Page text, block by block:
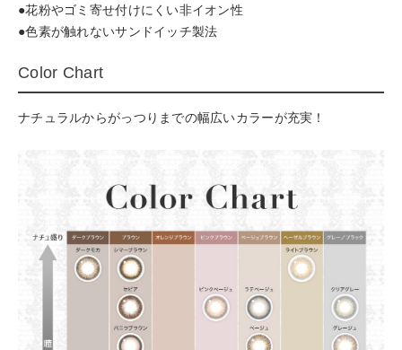
●花粉やゴミ寄せ付けにくい非イオン性
●色素が触れないサンドイッチ製法
Color Chart
ナチュラルからがっつりまでの幅広いカラーが充実！